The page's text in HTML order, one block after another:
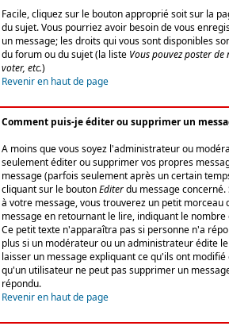
Facile, cliquez sur le bouton approprié soit sur la
du sujet. Vous pourriez avoir besoin de vous
un message; les droits qui vous sont disponibles
du forum ou du sujet (la liste Vous pouvez poster
voter, etc.)
Revenir en haut de page
Comment puis-je éditer ou supprimer un
A moins que vous soyez l'administrateur ou
seulement éditer ou supprimer vos propres
message (parfois seulement après un certain
cliquant sur le boutonEditerdu message
à votre message, vous trouverez un petit morceau
message en retournant le lire, indiquant le
Ce petit texte n'apparaîtra pas si personne n'a
plus si un modérateur ou un administrateur édite
laisser un message expliquant ce qu'ils ont
qu'un utilisateur ne peut pas supprimer un
répondu.
Revenir en haut de page